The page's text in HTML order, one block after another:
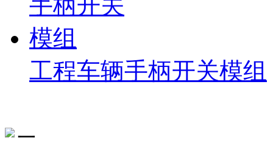
工程车辆手柄开关模组